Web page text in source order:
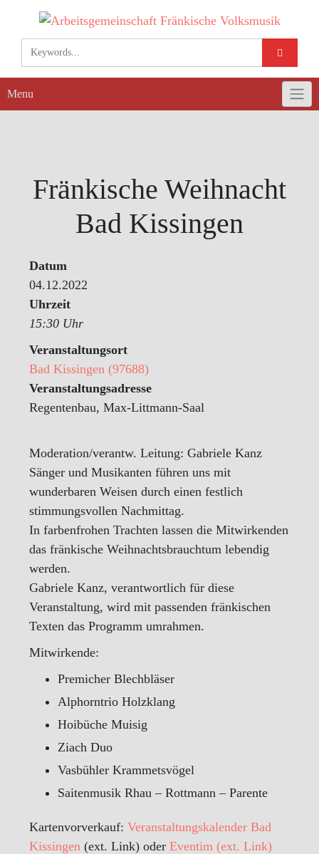
content
Menu
Fränkische Weihnacht
Bad Kissingen
Datum
04.12.2022
Uhrzeit
15:30 Uhr
Veranstaltungsort
Bad Kissingen (97688)
Veranstaltungsadresse
Regentenbau, Max-Littmann-Saal
Moderation/verantw. Leitung: Gabriele Kanz
Sänger und Musikanten führen uns mit
wunderbaren Weisen durch einen festlich
stimmungsvollen Nachmittag.
In farbenfrohen Trachten lassen die Mitwirkenden
das fränkische Weihnachtsbrauchtum lebendig
werden.
Gabriele Kanz, verantwortlich für diese
Veranstaltung, wird mit passenden fränkischen
Texten das Programm umrahmen.
Mitwirkende:
Premicher Blechbläser
Alphorntrio Holzklang
Hoibüche Muisig
Ziach Duo
Vasbühler Krammetsvögel
Saitenmusik Rhau – Rottmann – Parente
Kartenvorverkauf: Veranstaltungskalender Bad
Kissingen (ext. Link) oder Eventim (ext. Link)